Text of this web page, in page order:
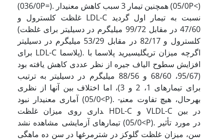
(036/0P=). همچنین تیمار 3 سبب کاهش معنی­دار (05/0P<)
غلظت کلسترول و LDL-C نسبت به تیمار اول گردید
(47/60 در مقابل 99/72 میلی­گرم در دسی­لیتر برای غلظت
کلسترول و 82/17 در مقابل 53/29 میلی­گرم در دسی­لیتر
برای LDL-C پلاسما). اگرچه میزان تری­گلیسیرید پلاسما با
افزایش سطوح الیاف جیره از نظر عددی کاهش یافته بود
(95/67، 68/60 و 88/56 میلی­گرم در دسی­لیتر به ترتیب
برای تیمارهای 1، 2 و 3)، اما اختلاف بین آنها از نظری
آماری معنی­دار نبود (05/0<P). بهرحال، هیچ تفاوت معنی­
داری روی میزان غلظت HDL-C و VLDL-C در بین
تیمارهای آزمایشی مشاهده نشد (05/0<P). در مورد تأثیر
سن، میزان غلظت گلوکز در شترمرغها در سن ده ماهگی